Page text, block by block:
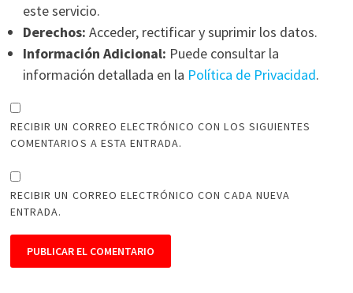
este servicio.
Derechos: Acceder, rectificar y suprimir los datos.
Información Adicional: Puede consultar la
información detallada en la Política de Privacidad.
RECIBIR UN CORREO ELECTRÓNICO CON LOS SIGUIENTES
COMENTARIOS A ESTA ENTRADA.
RECIBIR UN CORREO ELECTRÓNICO CON CADA NUEVA
ENTRADA.